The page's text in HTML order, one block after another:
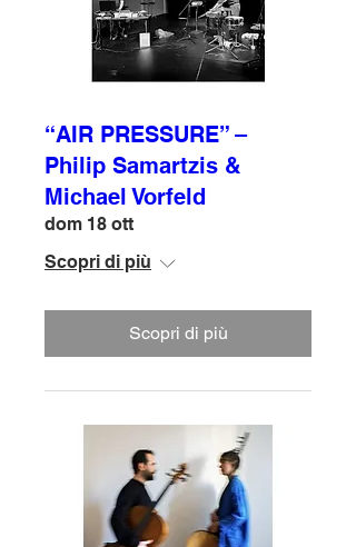
“AIR PRESSURE” –
Philip Samartzis &
Michael Vorfeld
dom 18 ott
Scopri di più
Scopri di più